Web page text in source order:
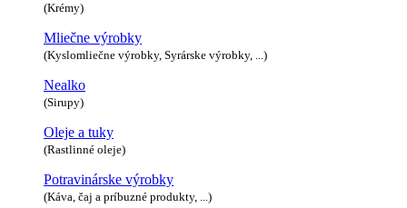
(Krémy)
Mliečne výrobky
(Kyslomliečne výrobky, Syrárske výrobky, ...)
Nealko
(Sirupy)
Oleje a tuky
(Rastlinné oleje)
Potravinárske výrobky
(Káva, čaj a príbuzné produkty, ...)